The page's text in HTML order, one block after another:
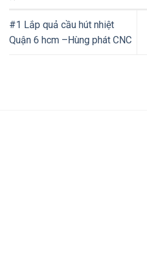
#1 Lắp quả cầu hút nhiệt
Quận 6 hcm –Hùng phát CNC